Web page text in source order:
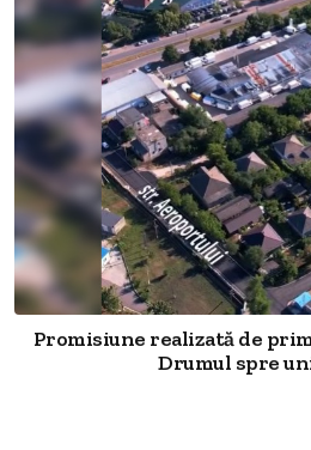
Promisiune realizată de
Drumul spre